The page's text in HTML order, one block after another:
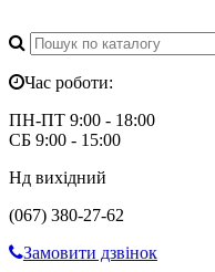
Час роботи:
ПН-ПТ 9:00 - 18:00
СБ 9:00 - 15:00
Нд вихідний
(067) 380-27-62
Замовити дзвінок